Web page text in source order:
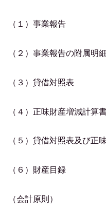
（１）事業報告
（２）事業報告の附属明
（３）貸借対照表
（４）正味財産増減計算
（５）貸借対照表及び正
（６）財産目録
（会計原則）